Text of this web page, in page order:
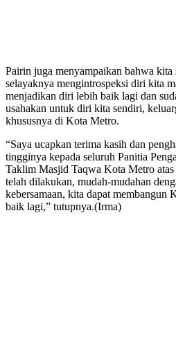
Pairin juga menyampaikan bahwa kita
selayaknya mengintrospeksi diri kita
menjadikan diri lebih baik lagi dan
usahakan untuk diri kita sendiri,
khususnya di Kota Metro.
“Saya ucapkan terima kasih dan
tingginya kepada seluruh Panitia
Taklim Masjid Taqwa Kota Metro atas
telah dilakukan, mudah-mudahan
kebersamaan, kita dapat membangun
baik lagi,” tutupnya.(Irma)